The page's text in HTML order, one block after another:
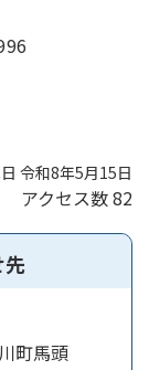
令和8年5月15日
アクセス数82
先
町馬頭